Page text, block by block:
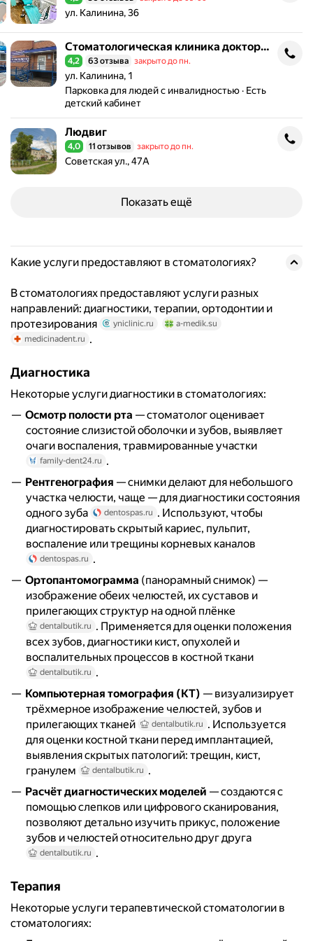
Рейтинг 4,5 из 5
Адрес: ул. Калинина, 36 .
ул. Калинина, 36
Стоматологическая клиника доктора Райхеля Стоматологическая клиника доктора Райхеля
Рейтинг 4,2 из 5
4,2 63 отзыва закрыто до пн.
Адрес: ул. Калинина, 1 .
ул. Калинина, 1
Парковка для людей с инвалидностью
Есть
детский кабинет
Людвиг Людвиг
Рейтинг 4,0 из 5
4,0 11 отзывов закрыто до пн.
Адрес: Советская ул., 47А .
Советская ул., 47А
Показать ещё
Какие услуги предоставляют в стоматологиях?
В стоматологиях предоставляют услуги разных
направлений: диагностики, терапии, ортодонтии и
протезирования
yniclinic.ru
a-medik.su
medicinadent.ru .
Диагностика
Некоторые услуги диагностики в стоматологиях:
Осмотр полости рта — стоматолог оценивает
состояние слизистой оболочки и зубов, выявляет
очаги воспаления, травмированные участки
family-dent24.ru .
Рентгенография — снимки делают для небольшого
участка челюсти, чаще — для диагностики состояния
одного зуба
dentospas.ru . Используют, чтобы
диагностировать скрытый кариес, пульпит,
воспаление или трещины корневых каналов
dentospas.ru .
Ортопантомограмма (панорамный снимок) —
изображение обеих челюстей, их суставов и
прилегающих структур на одной плёнке
dentalbutik.ru . Применяется для оценки положения
всех зубов, диагностики кист, опухолей и
воспалительных процессов в костной ткани
dentalbutik.ru .
Компьютерная томография (КТ) — визуализирует
трёхмерное изображение челюстей, зубов и
прилегающих тканей
dentalbutik.ru . Используется
для оценки костной ткани перед имплантацией,
выявления скрытых патологий: трещин, кист,
гранулем
dentalbutik.ru .
Расчёт диагностических моделей — создаются с
помощью слепков или цифрового сканирования,
позволяют детально изучить прикус, положение
зубов и челюстей относительно друг друга
dentalbutik.ru .
Терапия
Некоторые услуги терапевтической стоматологии в
стоматологиях: